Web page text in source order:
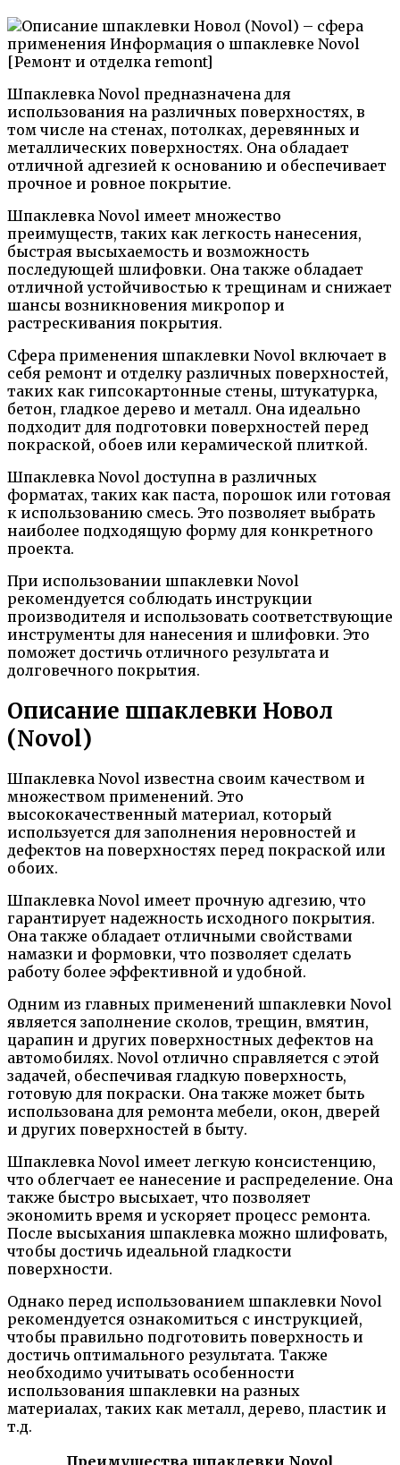
Шпаклевка Novol предназначена для
использования на различных поверхностях, в
том числе на стенах, потолках, деревянных и
металлических поверхностях. Она обладает
отличной адгезией к основанию и обеспечивает
прочное и ровное покрытие.
Шпаклевка Novol имеет множество
преимуществ, таких как легкость нанесения,
быстрая высыхаемость и возможность
последующей шлифовки. Она также обладает
отличной устойчивостью к трещинам и снижает
шансы возникновения микропор и
растрескивания покрытия.
Сфера применения шпаклевки Novol включает в
себя ремонт и отделку различных поверхностей,
таких как гипсокартонные стены, штукатурка,
бетон, гладкое дерево и металл. Она идеально
подходит для подготовки поверхностей перед
покраской, обоев или керамической плиткой.
Шпаклевка Novol доступна в различных
форматах, таких как паста, порошок или готовая
к использованию смесь. Это позволяет выбрать
наиболее подходящую форму для конкретного
проекта.
При использовании шпаклевки Novol
рекомендуется соблюдать инструкции
производителя и использовать соответствующие
инструменты для нанесения и шлифовки. Это
поможет достичь отличного результата и
долговечного покрытия.
Описание шпаклевки Новол
(Novol)
Шпаклевка Novol известна своим качеством и
множеством применений. Это
высококачественный материал, который
используется для заполнения неровностей и
дефектов на поверхностях перед покраской или
обоих.
Шпаклевка Novol имеет прочную адгезию, что
гарантирует надежность исходного покрытия.
Она также обладает отличными свойствами
намазки и формовки, что позволяет сделать
работу более эффективной и удобной.
Одним из главных применений шпаклевки Novol
является заполнение сколов, трещин, вмятин,
царапин и других поверхностных дефектов на
автомобилях. Novol отлично справляется с этой
задачей, обеспечивая гладкую поверхность,
готовую для покраски. Она также может быть
использована для ремонта мебели, окон, дверей
и других поверхностей в быту.
Шпаклевка Novol имеет легкую консистенцию,
что облегчает ее нанесение и распределение. Она
также быстро высыхает, что позволяет
экономить время и ускоряет процесс ремонта.
После высыхания шпаклевка можно шлифовать,
чтобы достичь идеальной гладкости
поверхности.
Однако перед использованием шпаклевки Novol
рекомендуется ознакомиться с инструкцией,
чтобы правильно подготовить поверхность и
достичь оптимального результата. Также
необходимо учитывать особенности
использования шпаклевки на разных
материалах, таких как металл, дерево, пластик и
т.д.